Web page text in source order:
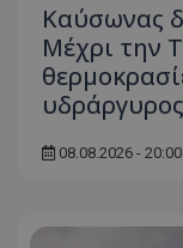
Καύσωνας
Μέχρι την
υδράργυρος
08.08.2026 - 20:00